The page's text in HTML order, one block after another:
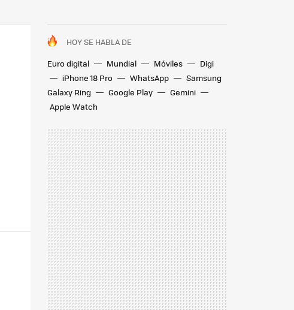
HOY SE HABLA DE
Euro digital
Mundial Móviles
Digi
iPhone 18 Pro
WhatsApp
Samsung
Galaxy Ring
Google Play
Gemini
Apple Watch